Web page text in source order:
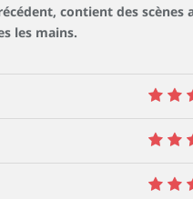
contient des scènes
les mains.